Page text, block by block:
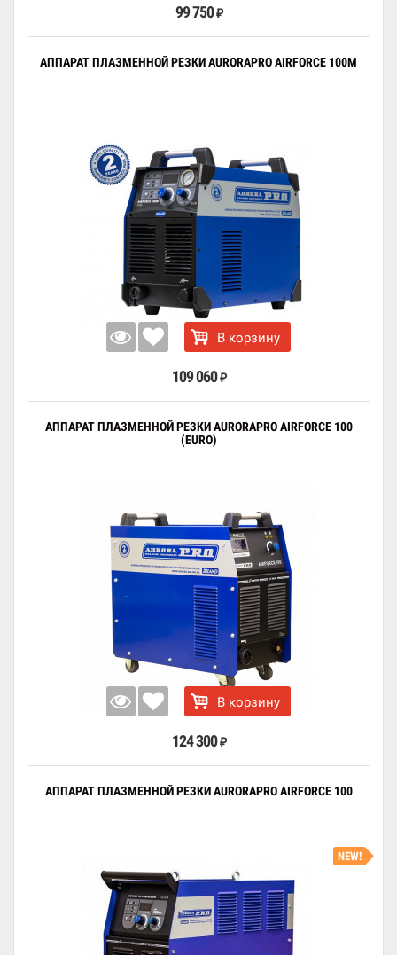
99 750 ₽
АППАРАТ ПЛАЗМЕННОЙ РЕЗКИ AURORAPRO AIRFORCE 100M
В корзину
109 060 ₽
АППАРАТ ПЛАЗМЕННОЙ РЕЗКИ AURORAPRO AIRFORCE 100
(EURO)
В корзину
124 300 ₽
АППАРАТ ПЛАЗМЕННОЙ РЕЗКИ AURORAPRO AIRFORCE 100
NEW!